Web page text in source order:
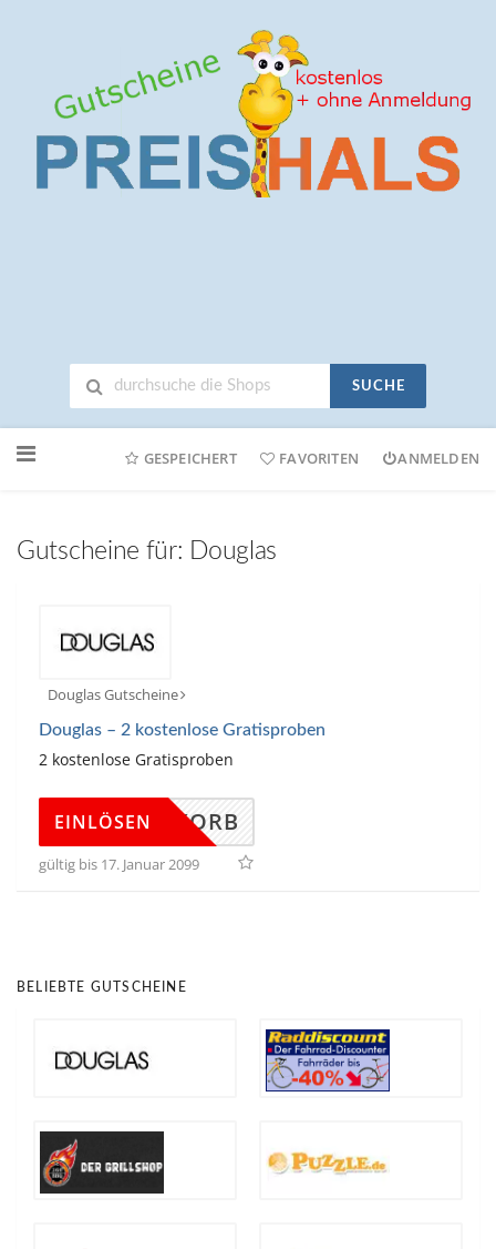
SUCHE
Online-
GESPEICHERT FAVORITEN ANMELDEN
Gutscheine für: Douglas
Douglas Gutscheine
Douglas – 2 kostenlose Gratisproben
2 kostenlose Gratisproben
ARENKORB
EINLÖSEN
gültig bis 17. Januar 2099
BELIEBTE GUTSCHEINE